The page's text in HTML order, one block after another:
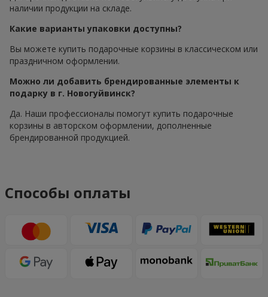
наличии продукции на складе.
Какие варианты упаковки доступны?
Вы можете купить подарочные корзины в классическом или
праздничном оформлении.
Можно ли добавить брендированные элементы к
подарку в г. Новогуйвинск?
Да. Наши профессионалы помогут купить подарочные
корзины в авторском оформлении, дополненные
брендированной продукцией.
Способы оплаты